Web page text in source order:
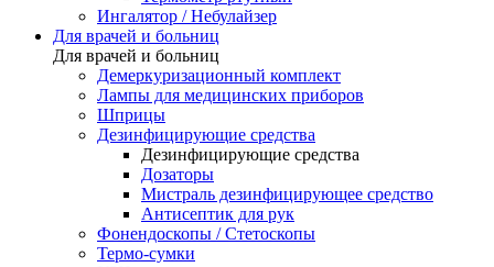
Ингалятор / Небулайзер
Для врачей и больниц
Для врачей и больниц
Демеркуризационный комплект
Лампы для медицинских приборов
Шприцы
Дезинфицирующие средства
Дезинфицирующие средства
Дозаторы
Мистраль дезинфицирующее средство
Антисептик для рук
Фонендоскопы / Стетоскопы
Термо-сумки